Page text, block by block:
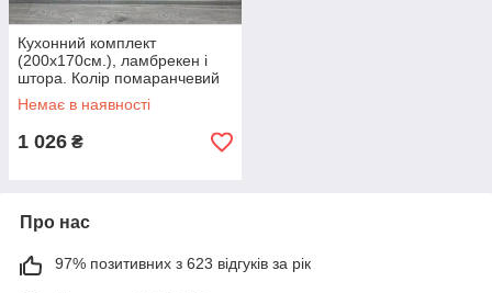
Кухонний комплект
(200х170см.), ламбрекен і
штора. Колір помаранчевий
із білим. Код 062к 52-1183
Немає в наявності
1 026 ₴
Про нас
97% позитивних з 623 відгуків за рік